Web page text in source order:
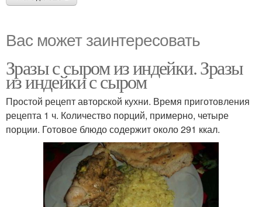
Вас может заинтересовать
Зразы с сыром из индейки. Зразы
из индейки с сыром
Простой рецепт авторской кухни. Время приготовления
рецепта 1 ч. Количество порций, примерно, четыре
порции. Готовое блюдо содержит около 291 ккал.